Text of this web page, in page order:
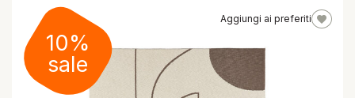
Aggiungi ai preferiti
10%
sale